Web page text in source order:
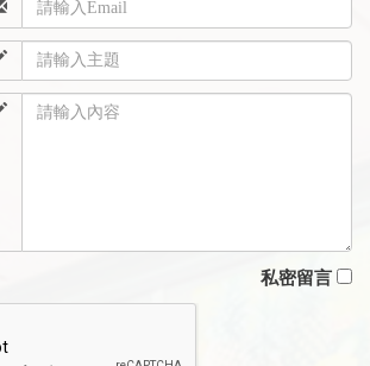
私密留言